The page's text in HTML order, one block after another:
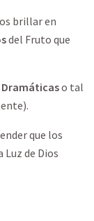
brillar en
del Fruto que
Dramáticaso tal
que los
Luz de Dios